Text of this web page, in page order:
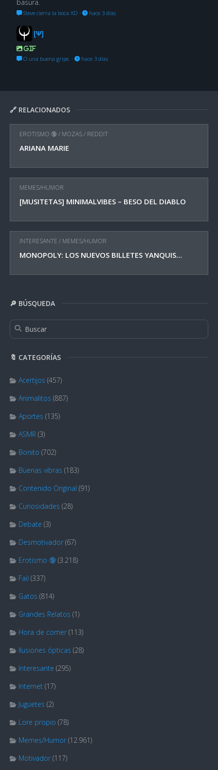
🔗 RELACIONADOS
EROTISMO 🔞/ MOZAS/ REDDIT
ARIANA MARIE
MEMES/HUMOR
[MUSITETAS] MINIMALVIBES – BESO DEL DIABLO
INTERESANTE / MEMES/HUMOR
MONOPOLY: LOS NUEVOS BILLETES YANQUIS…
🔎 BÚSQUEDA
🔖 CATEGORÍAS
Acertijos (457)
Animalitos (887)
Aportes (135)
ASMR (3)
Bonito (702)
Buenas vibras (183)
Contenido Original (91)
Curiosidades (28)
Debate (3)
Desmotivador (67)
Erotismo 🔞 (3.218)
Fail (337)
Gatos (814)
Grandes Relatos (1)
Hora de comer (113)
Ilusiones ópticas (28)
Interesante (295)
Internet (17)
Juguetes (2)
Lore propio (78)
Memes/Humor (12.961)
Motivador (117)
basura.
Steve cierra la boca XD · hace 3 días
[Ψ]
GIF
O una buena gripe. · hace 3 días